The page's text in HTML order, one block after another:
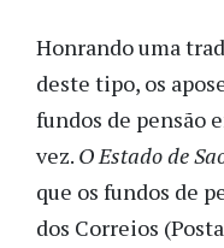
Honrando uma
deste tipo, os
fundos de pensão
vez. O Estado de
que os fundos de
dos Correios